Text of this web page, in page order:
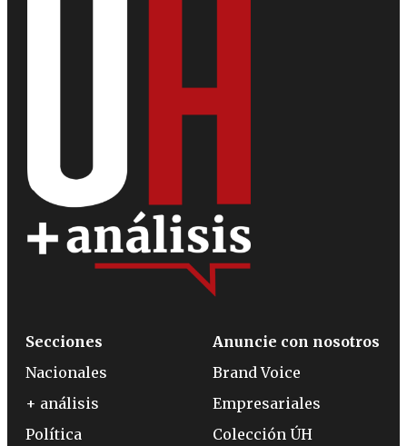
Secciones
Nacionales
+ análisis
Política
Anuncie con nosotros
Brand Voice
Empresariales
Colección ÚH